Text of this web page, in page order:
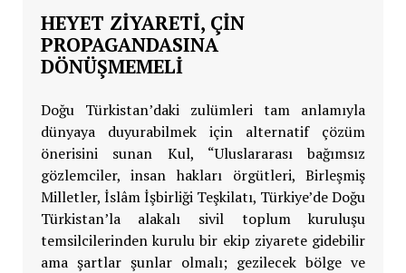
HEYET ZİYARETİ, ÇİN
PROPAGANDASINA
DÖNÜŞMEMELİ
Doğu Türkistan’daki zulümleri tam anlamıyla
dünyaya duyurabilmek için alternatif çözüm
önerisini sunan Kul, “Uluslararası bağımsız
gözlemciler, insan hakları örgütleri, Birleşmiş
Milletler, İslâm İşbirliği Teşkilatı, Türkiye’de Doğu
Türkistan’la alakalı sivil toplum kuruluşu
temsilcilerinden kurulu bir ekip ziyarete gidebilir
ama şartlar şunlar olmalı; gezilecek bölge ve